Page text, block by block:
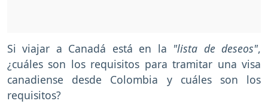
Si viajar a Canadá está en la "lista de deseos",
¿cuáles son los requisitos para tramitar una visa
canadiense desde Colombia y cuáles son los
requisitos?